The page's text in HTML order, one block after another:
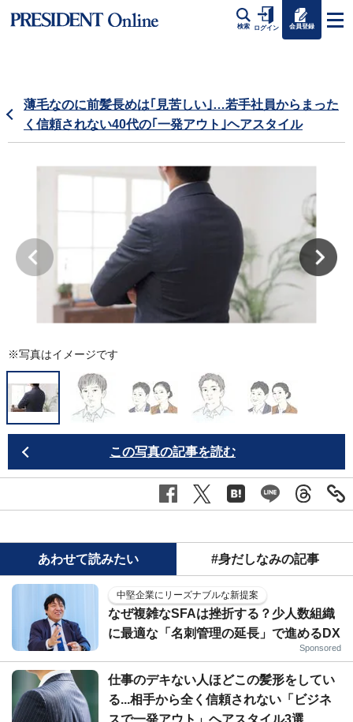
検索 ログイン 会員登録
薄毛なのに前髪長めは｢見苦しい｣…若手社員からまった
く信頼されない40代の｢一発アウト｣ヘアスタイル
※写真はイメージです
この写真の記事を読む
あわせて読みたい #身だしなみの記事
中堅企業にリーズナブルな新提案
なぜ複雑なSFAは挫折する？少人数組織
に最適な「名刺管理の延長」で進めるDX
Sponsored
仕事のデキない人ほどこの髪形をしてい
る...相手から全く信頼されない「ビジネ
スで一発アウト」ヘアスタイル3選